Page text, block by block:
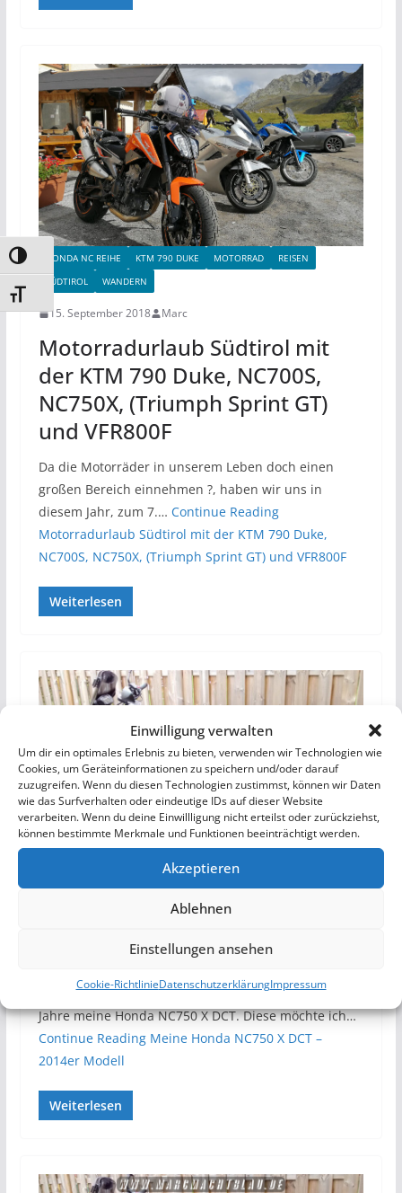
Einwilligung verwalten
Um dir ein optimales Erlebnis zu bieten, verwenden wir Technologien wie
Cookies, um Geräteinformationen zu speichern und/oder darauf
zuzugreifen. Wenn du diesen Technologien zustimmst, können wir Daten
wie das Surfverhalten oder eindeutige IDs auf dieser Website
verarbeiten. Wenn du deine Einwillligung nicht erteilst oder zurückziehst,
können bestimmte Merkmale und Funktionen beeinträchtigt werden.
Akzeptieren
Ablehnen
Einstellungen ansehen
Cookie-RichtlinieDatenschutzerklärungImpressum
Umschalten auf hohe Kontraste
Schrift vergrößern
HONDA NC REIHE KTM 790 DUKE MOTORRAD
REISEN
SÜDTIROL
WANDERN
15. September 2018 Marc
Motorradurlaub Südtirol mit
der KTM 790 Duke, NC700S,
NC750X, (Triumph Sprint GT)
und VFR800F
Da die Motorräder in unserem Leben doch einen
großen Bereich einnehmen ?, haben wir uns in
diesem Jahr, zum 7.… Continue Reading
Motorradurlaub Südtirol mit der KTM 790 Duke,
NC700S, NC750X, (Triumph Sprint GT) und VFR800F
Weiterlesen
MOTORRAD
2014er Modell
Ich fahre jetzt bereits seit rund 20.000 Km und ca. 3,5
Jahre meine Honda NC750 X DCT. Diese möchte ich…
Continue ReadingMeine Honda NC750 X DCT –
2014er Modell
Weiterlesen